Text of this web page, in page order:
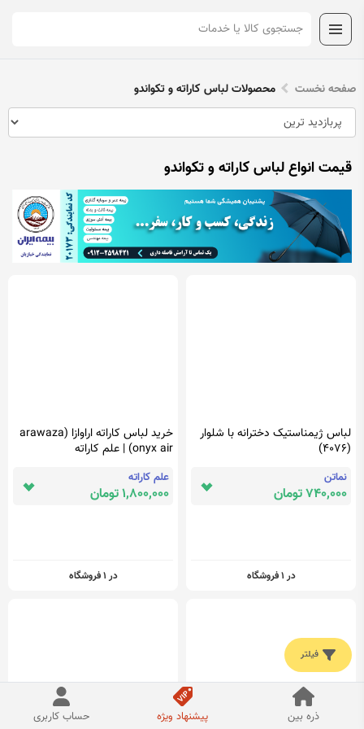
صفحه نخست محصولات لباس کاراته و تکواندو
قیمت انواع لباس کاراته و تکواندو
لباس ژیمناستیک دخترانه با شلوار
(4076)
نماتن
740,000 تومان
در 1 فروشگاه
خرید لباس کاراته اراوازا (arawaza
onyx air) | علم کاراته
علم کاراته
1,800,000 تومان
در 1 فروشگاه
فیلتر
ذره بین پیشنهاد ویژه حساب کاربری